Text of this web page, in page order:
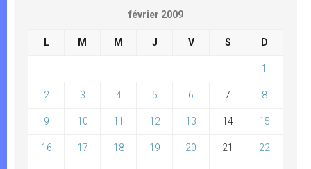
février 2009
L M M J V S D
1
2 3 4 5 6 7 8
9 10 11 12 13 14 15
16 17 18 19 20 21 22